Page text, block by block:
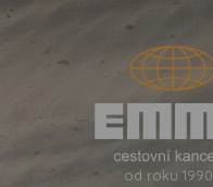
od roku 1990